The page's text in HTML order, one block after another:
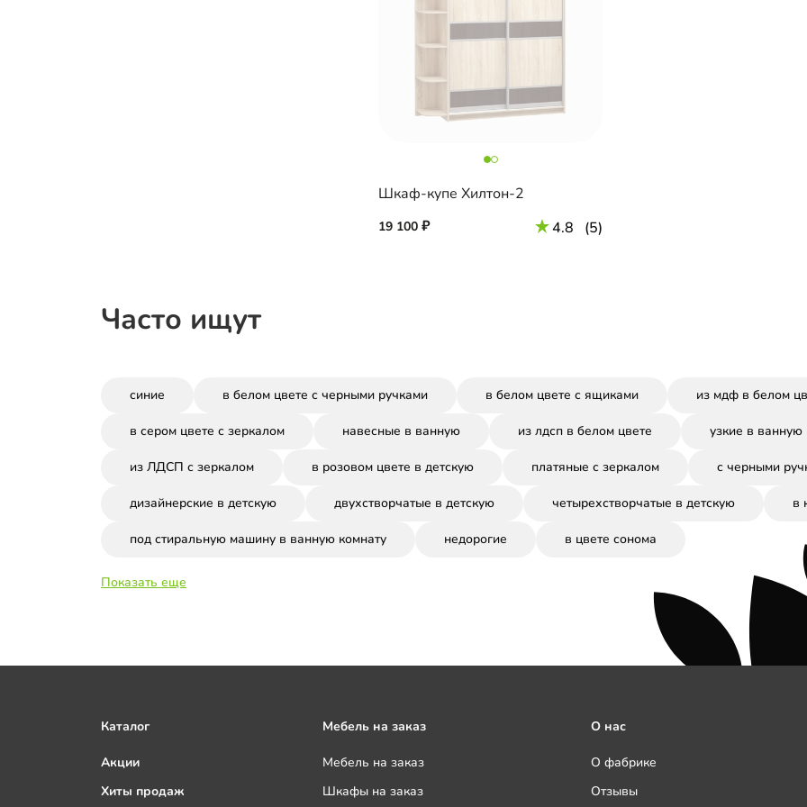
Шкаф-купе Хилтон-2
19 100 4.8 (5)
Часто ищут
синие в белом цвете с черными ручками в белом цвете с ящиками из мдф в белом
в сером цвете с зеркалом навесные в ванную из лдсп в белом цвете узкие в ванную
из ЛДСП с зеркалом в розовом цвете в детскую платяные с зеркалом с черными
дизайнерские в детскую двухстворчатые в детскую четырехстворчатые в детскую в
под стиральную машину в ванную комнату недорогие в цвете сонома
Показать еще
Каталог
Акции
Хиты продаж
Мебель на заказ
Мебель на заказ
Шкафы на заказ
О нас
О фабрике
Отзывы